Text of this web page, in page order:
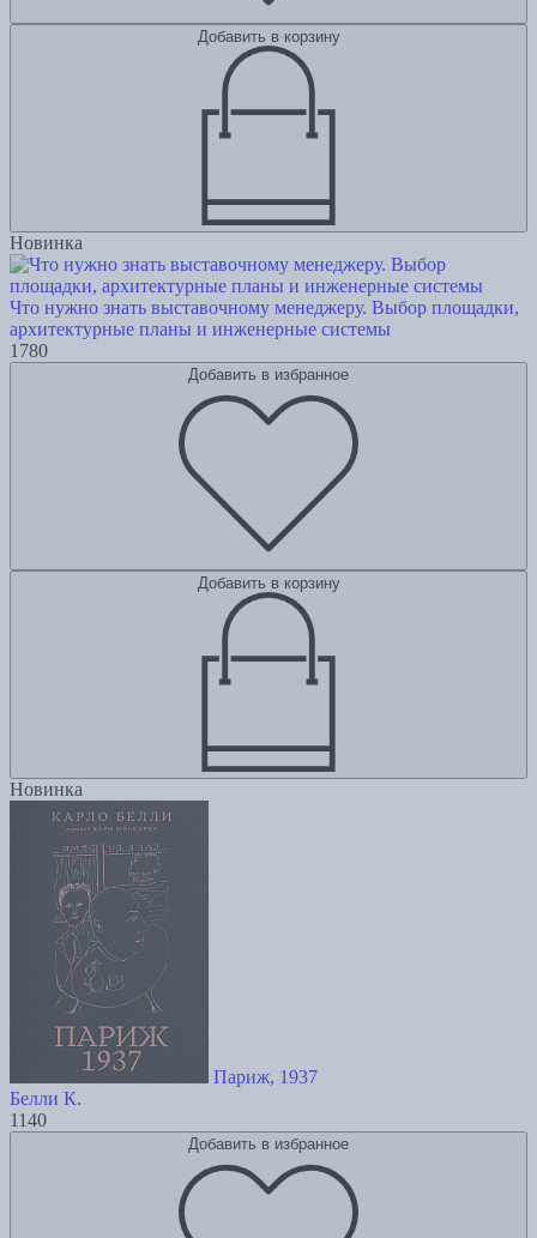
Добавить в корзину
Новинка
Что нужно знать выставочному менеджеру. Выбор площадки,
архитектурные планы и инженерные системы
1780
Добавить в избранное
Добавить в корзину
Новинка
Париж, 1937
Белли К.
1140
Добавить в избранное